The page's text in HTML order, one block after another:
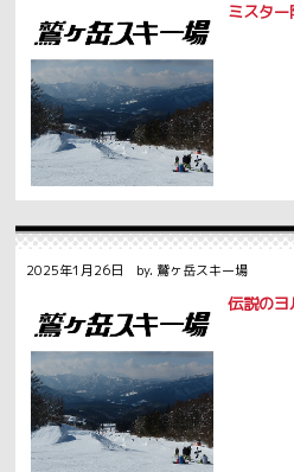
ミスター
2025年1月26日 by. 鷲ヶ岳スキー場
伝説のヨ